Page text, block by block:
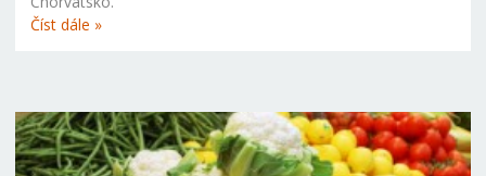
Číst dále »